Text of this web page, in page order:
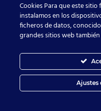
Cookies Para que este
instalamos en los
ficheros de datos,
grandes sitios web
Ajustes